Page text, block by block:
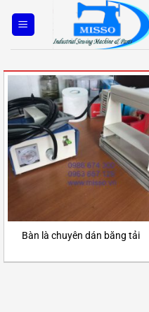
Bàn là chuyên dán băng tải